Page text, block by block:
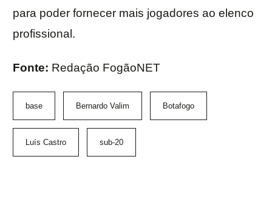
para poder fornecer mais jogadores ao elenco
profissional.
Fonte: Redação FogãoNET
base Bernardo Valim Botafogo
Luís Castro sub-20